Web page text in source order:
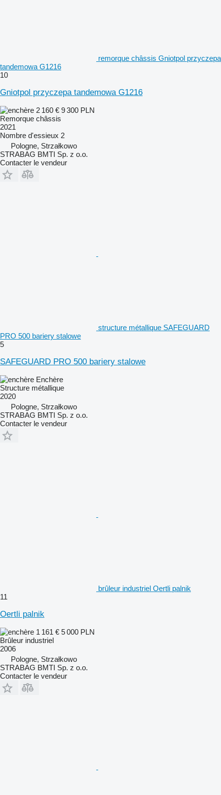
remorque châssis Gniotpol przyczepa
tandemowa G1216
10
Gniotpol przyczepa tandemowa G1216
2 160 € 9 300 PLN
Remorque châssis
2021
Nombre d'essieux 2
Pologne, Strzałkowo
STRABAG BMTI Sp. z o.o.
Contacter le vendeur
structure métallique SAFEGUARD
PRO 500 bariery stalowe
5
SAFEGUARD PRO 500 bariery stalowe
Enchère
Structure métallique
2020
Pologne, Strzałkowo
STRABAG BMTI Sp. z o.o.
Contacter le vendeur
brûleur industriel Oertli palnik
11
Oertli palnik
1 161 € 5 000 PLN
Brûleur industriel
2006
Pologne, Strzałkowo
STRABAG BMTI Sp. z o.o.
Contacter le vendeur